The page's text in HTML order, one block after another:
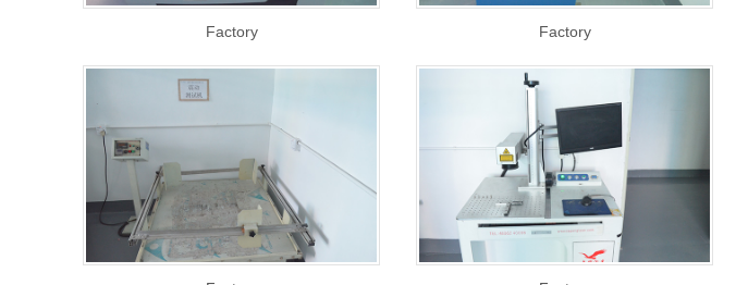
Factory Factory